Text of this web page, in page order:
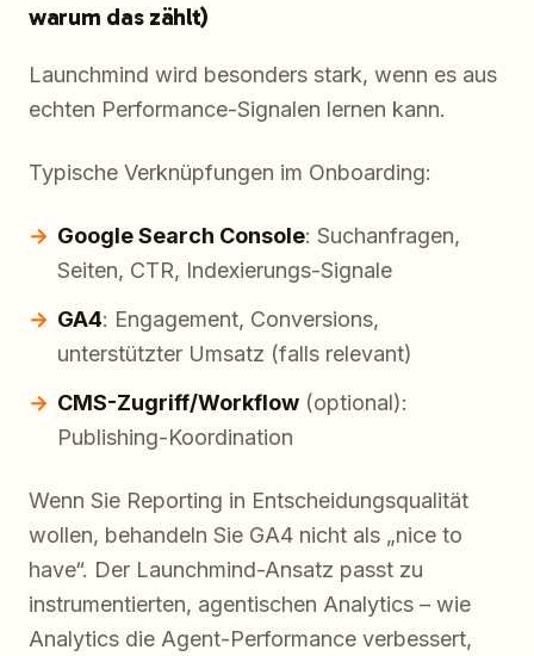
warum das zählt)
Launchmind wird besonders stark, wenn es aus
echten Performance-Signalen lernen kann.
Typische Verknüpfungen im Onboarding:
Google Search Console: Suchanfragen,
Seiten, CTR, Indexierungs-Signale
GA4: Engagement, Conversions,
unterstützter Umsatz (falls relevant)
CMS-Zugriff/Workflow (optional):
Publishing-Koordination
Wenn Sie Reporting in Entscheidungsqualität
wollen, behandeln Sie GA4 nicht als „nice to
have“. Der Launchmind-Ansatz passt zu
instrumentierten, agentischen Analytics – wie
Analytics die Agent-Performance verbessert,